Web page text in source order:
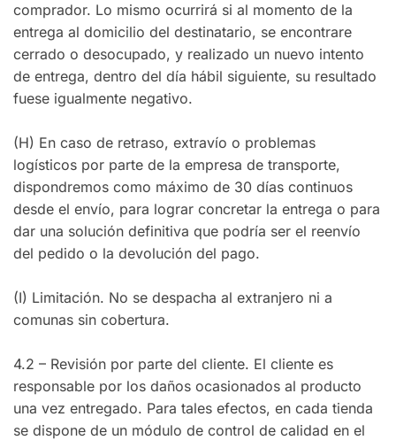
comprador. Lo mismo ocurrirá si al momento de la
entrega al domicilio del destinatario, se encontrare
cerrado o desocupado, y realizado un nuevo intento
de entrega, dentro del día hábil siguiente, su resultado
fuese igualmente negativo.
(H) En caso de retraso, extravío o problemas
logísticos por parte de la empresa de transporte,
dispondremos como máximo de 30 días continuos
desde el envío, para lograr concretar la entrega o para
dar una solución definitiva que podría ser el reenvío
del pedido o la devolución del pago.
(I) Limitación. No se despacha al extranjero ni a
comunas sin cobertura.
4.2 – Revisión por parte del cliente. El cliente es
responsable por los daños ocasionados al producto
una vez entregado. Para tales efectos, en cada tienda
se dispone de un módulo de control de calidad en el